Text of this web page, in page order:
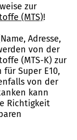
zur
(MTS)!
Adresse,
von der
(MTS-K) zur
Super E10,
von der
kann
Richtigkeit